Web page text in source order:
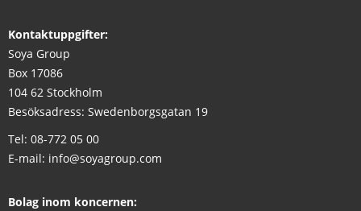
Kontaktuppgifter:
Soya Group
Box 17086
104 62 Stockholm
Besöksadress: Swedenborgsgatan 19
Tel: 08-772 05 00
E-mail: info@soyagroup.com
Bolag inom koncernen: